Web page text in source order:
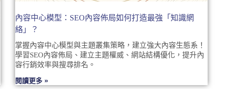
內容中心模型：SEO內容佈局如何打造最強「知識網
絡」？
掌握內容中心模型與主題叢集策略，建立強大內容生態系！
學習SEO內容佈局、建立主題權威、網站結構優化，提升內
容行銷效率與搜尋排名。
閱讀更多 »